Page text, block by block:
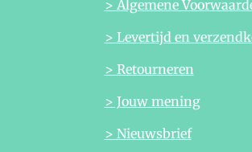
> Algemene
> Levertijd en
> Retourneren
> Jouw mening
> Nieuwsbrief